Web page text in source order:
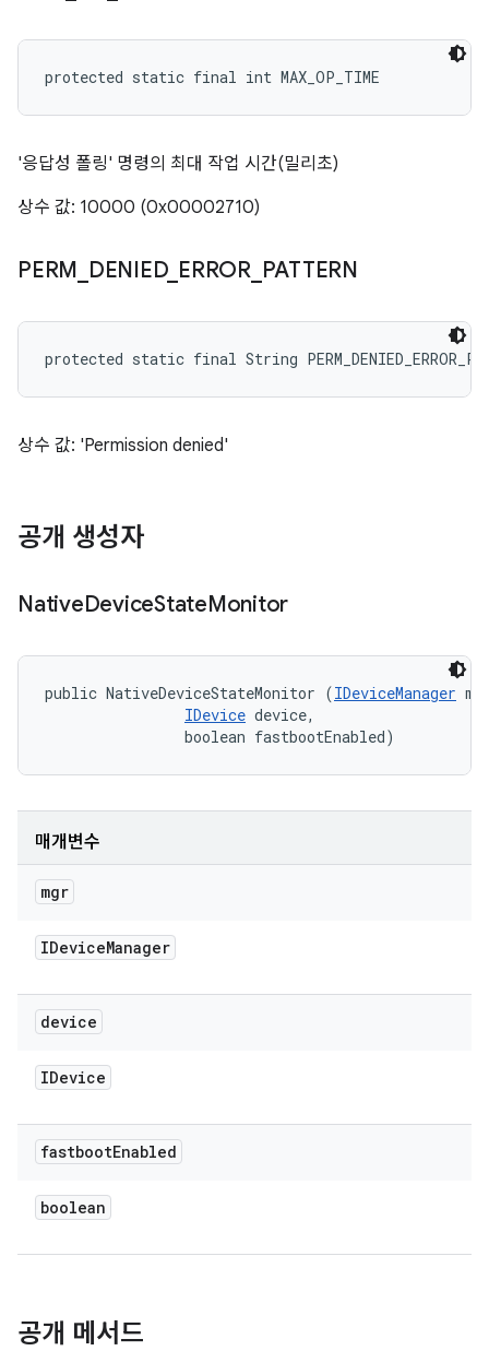
protected static final int MAX_OP_TIME
'응답성 폴링' 명령의 최대 작업 시간(밀리초)
상수 값: 10000 (0x00002710)
PERM DENIED_ ERROR_ PATTERN
protected static final String
상수 값: 'Permission denied'
공개 생성자
NativeDeviceStateMonitor
public NativeDeviceStateMonitor (IDeviceManager
IDevice device,
                boolean fastbootEnabled)
매개변수
mgr
IDeviceManager
device
IDevice
fastbootEnabled
boolean
공개 메서드